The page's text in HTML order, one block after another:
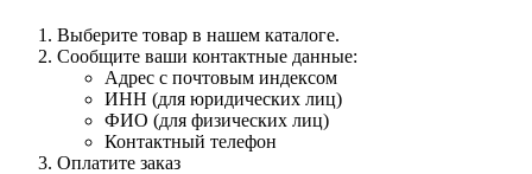
Выберите товар в нашем каталоге.
Сообщите ваши контактные данные:
Адрес с почтовым индексом
ИНН (для юридических лиц)
ФИО (для физических лиц)
Контактный телефон
Оплатите заказ